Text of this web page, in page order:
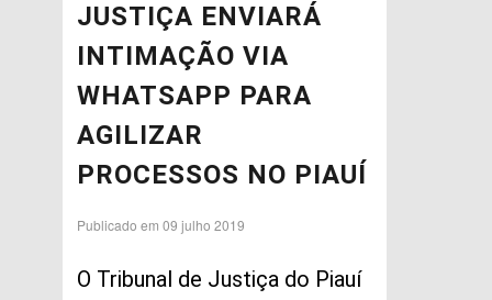
JUSTIÇA ENVIARÁ
INTIMAÇÃO VIA
WHATSAPP PARA
AGILIZAR
PROCESSOS NO PIAUÍ
Publicado em 09 julho 2019
O Tribunal de Justiça do Piauí